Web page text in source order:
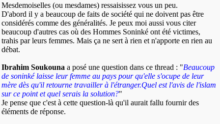
Mesdemoiselles (ou mesdames) ressaisissez vous un peu.
D'abord il y a beaucoup de faits de société qui ne doivent pas être
considérés comme des généralités. Je peux moi aussi vous citer
beaucoup d'autres cas où des Hommes Soninké ont été victimes,
trahis par leurs femmes. Mais ça ne sert à rien et n'apporte en rien au
débat.
Ibrahim Soukouna a posé une question dans ce thread : "Beaucoup
de soninké laisse leur femme au pays pour qu'elle s'ocupe de leur
mère dès qu'il retourne travailler à l'étranger.Quel est l'avis de l'islam
sur ce point et quel serais la solution?"
Je pense que c'est à cette question-là qu'il aurait fallu fournir des
éléments de réponse.